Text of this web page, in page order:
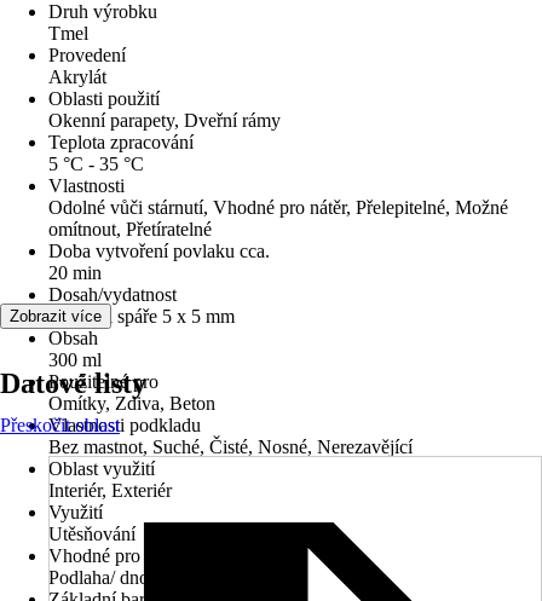
Druh výrobku
Tmel
Provedení
Akrylát
Oblasti použití
Okenní parapety, Dveřní rámy
Teplota zpracování
5 °C - 35 °C
Vlastnosti
Odolné vůči stárnutí, Vhodné pro nátěr, Přelepitelné, Možné
omítnout, Přetíratelné
Doba vytvoření povlaku cca.
20 min
Dosah/vydatnost
12 m při spáře 5 x 5 mm
Obsah
300 ml
Použitelné pro
Omítky, Zdiva, Beton
Vlastnosti podkladu
Bez mastnot, Suché, Čisté, Nosné, Nerezavějící
Oblast využití
Interiér, Exteriér
Využití
Utěsňování
Vhodné pro
Podlaha/ dno, Strop, Stěna
Zobrazit více
Datové listy
Přeskočit oblast